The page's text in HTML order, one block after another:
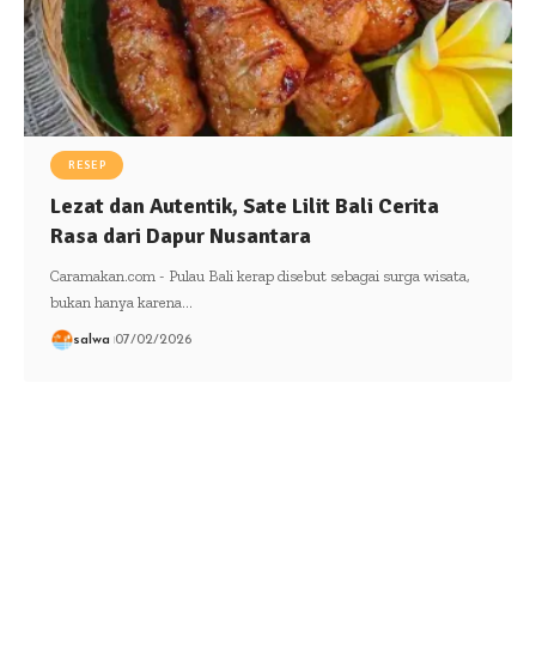
RESEP
Lezat dan Autentik, Sate Lilit Bali Cerita
Rasa dari Dapur Nusantara
Caramakan.com - Pulau Bali kerap disebut sebagai surga wisata,
bukan hanya karena…
salwa 07/02/2026